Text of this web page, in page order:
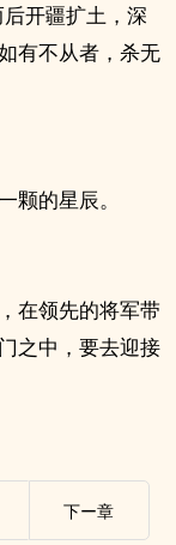
开疆扩土，深
有不从者，杀无
颗的星辰。
在领先的将军带
之中，要去迎接
下ー章